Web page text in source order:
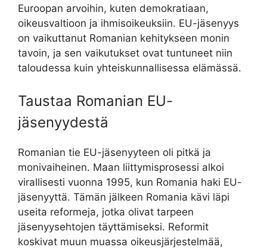
Euroopan arvoihin, kuten demokratiaan,
oikeusvaltioon ja ihmisoikeuksiin. EU-jäsenyys
on vaikuttanut Romanian kehitykseen monin
tavoin, ja sen vaikutukset ovat tuntuneet niin
taloudessa kuin yhteiskunnallisessa elämässä.
Taustaa Romanian EU-
jäsenyydestä
Romanian tie EU-jäsenyyteen oli pitkä ja
monivaiheinen. Maan liittymisprosessi alkoi
virallisesti vuonna 1995, kun Romania haki EU-
jäsenyyttä. Tämän jälkeen Romania kävi läpi
useita reformeja, jotka olivat tarpeen
jäsenyysehtojen täyttämiseksi. Reformit
koskivat muun muassa oikeusjärjestelmää,